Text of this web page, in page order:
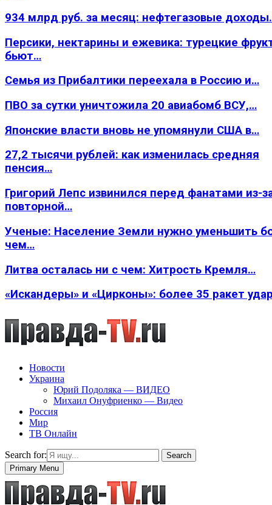
934 млрд руб. за месяц: нефтегазовые
Персики, нектарины и ежевика: турецкие
бьют…
Семья из Прибалтики переехала в Россию и…
ПВО за сутки уничтожила 20 авиабомб ВСУ,…
Японские власти вновь не упомянули США в…
27,2 тысячи рублей: как изменилась средняя
пенсия…
Григорий Лепс извинился перед фанатами из-
повторной…
Ученые: Население Земли нужно уменьшить
чем…
Литва осталась ни с чем: Хитрость Кремля…
«Искандеры» и «Цирконы»: более 35 ракет
Новости
Украина
Юрий Подоляка — ВИДЕО
Михаил Онуфриенко — Видео
Россия
Мир
ТВ Онлайн
Search for:
Search
Primary Menu